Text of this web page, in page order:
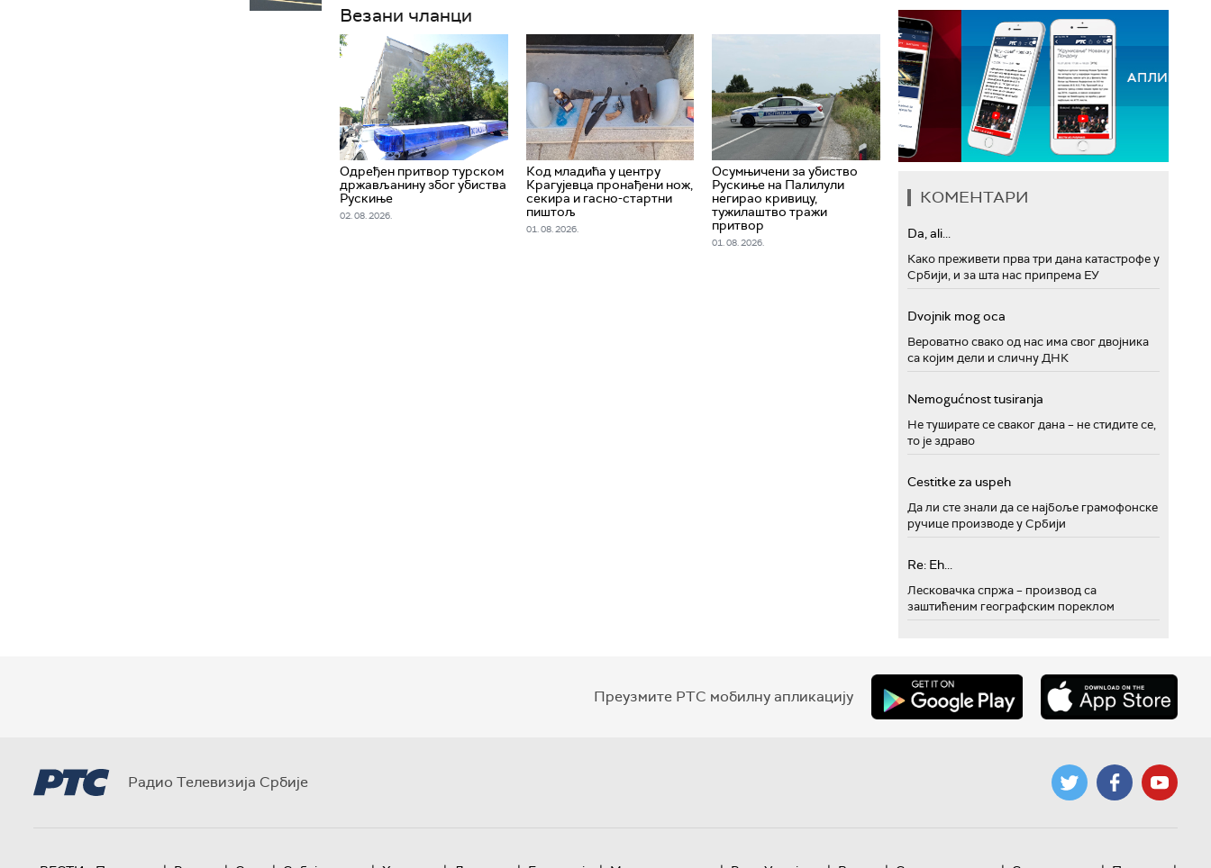
Везани чланци
Одређен притвор турском
држављанину због убиства
Рускиње
02. 08. 2026.
Код младића у центру
Крагујевца пронађени нож,
секира и гасно-стартни
пиштољ
01. 08. 2026.
Oсумњичени за убиство
Рускиње на Палилули
негирао кривицу,
тужилаштво тражи
притвор
01. 08. 2026.
КОМЕНТАРИ
Da, ali...
Како преживети прва три дана катастрофе у
Србији, и за шта нас припрема ЕУ
Dvojnik mog oca
Вероватно свако од нас има свог двојника
са којим дели и сличну ДНК
Nemogućnost tusiranja
Не туширате се сваког дана – не стидите се,
то је здраво
Cestitke za uspeh
Да ли сте знали да се најбоље грамофонске
ручице производе у Србији
Re: Eh...
Лесковачка спржа – производ са
заштићеним географским пореклом
Преузмите РТС мобилну апликацију
Радио Телевизија Србије